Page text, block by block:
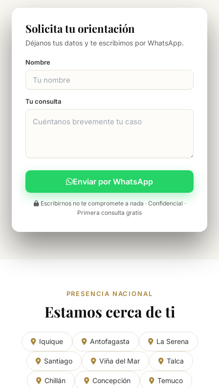
Solicita tu orientación
Déjanos tus datos y te escribimos por WhatsApp.
Nombre
Tu consulta
Enviar por WhatsApp
Escribirnos no te compromete a nada · Confidencial ·
Primera consulta gratis
PRESENCIA NACIONAL
Estamos cerca de ti
Iquique Antofagasta La Serena
Santiago Viña del Mar Talca
Chillán Concepción Temuco